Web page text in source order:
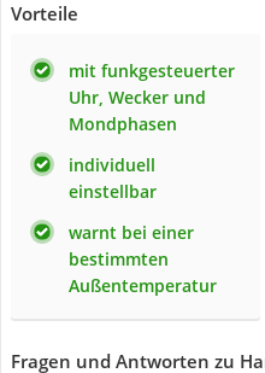
Vorteile
mit funkgesteuerter
Uhr, Wecker und
Mondphasen
individuell
einstellbar
warnt bei einer
bestimmten
Außentemperatur
Fragen und Antworten zu